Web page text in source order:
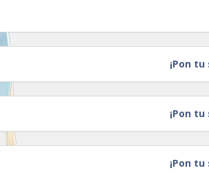
¡Pon
¡Pon
¡Pon